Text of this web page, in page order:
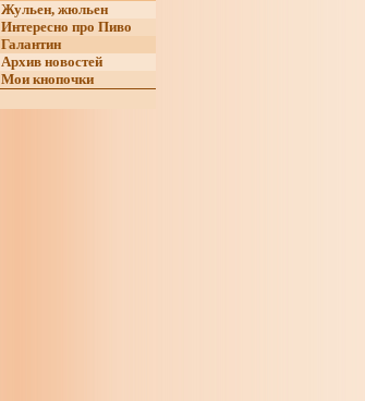
Жульен, жюльен
Интересно про Пиво
Галантин
Архив новостей
Мои кнопочки